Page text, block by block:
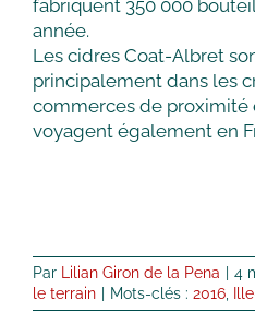
fabriquent 350 000
année.
Les cidres Coat-Albret
principalement dans les
commerces de proximité
voyagent également en
Par Lilian Giron de la Pena 4
le terrain
Mots-clés : 2016